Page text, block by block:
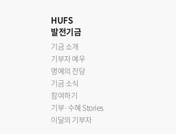
HUFS
발전기금
기금 소개
기부자 예우
명예의 전당
기금 소식
참여하기
기부·수혜 Stories
이달의 기부자